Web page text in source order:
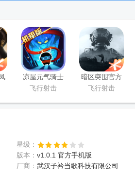
集
凉屋元气骑士
官方正版
飞行射击
暗区突围官方
版
飞行射击
星级：
版本： v1.0.1 官方手机版
厂商： 武汉子衿当歌科技有限公司